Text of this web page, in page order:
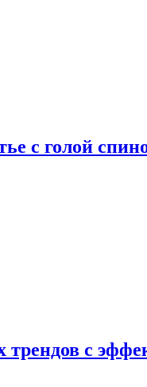
с голой
с